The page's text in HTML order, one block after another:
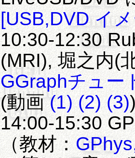
[USB,DVD イ
10:30-12:30
(MRI), 堀之内(
GGraphチュー
(動画(1) (2) (3)
14:00-15:30
（教材：